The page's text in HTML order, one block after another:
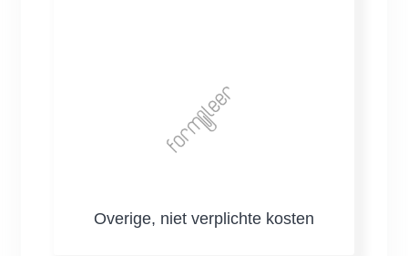
Overige, niet verplichte kosten